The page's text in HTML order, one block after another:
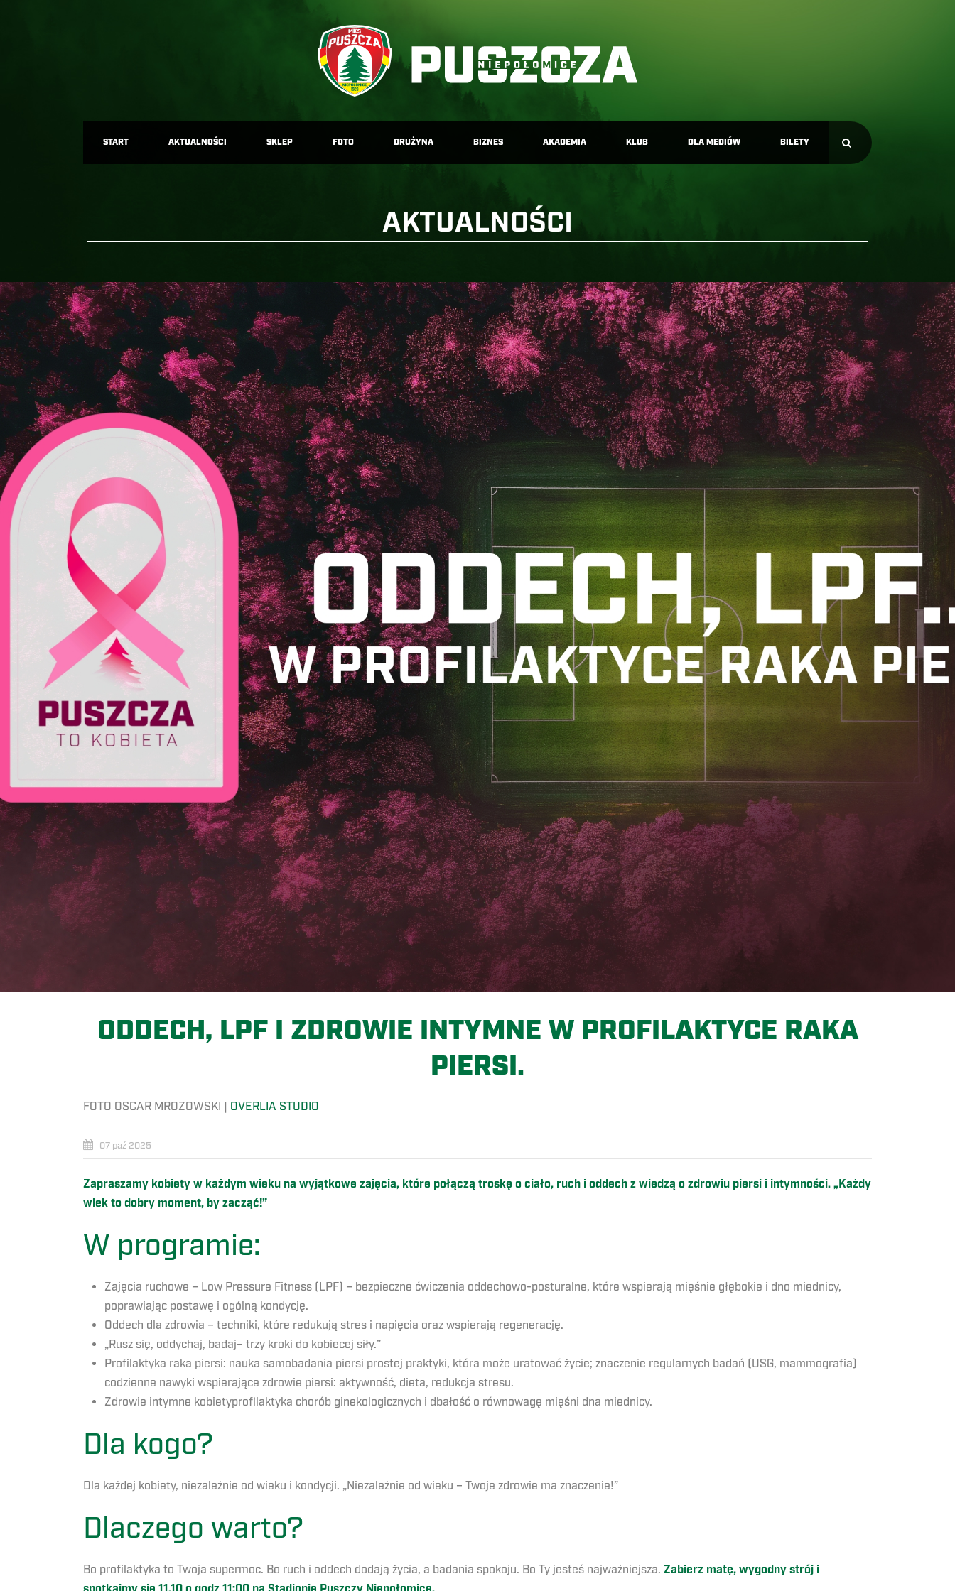
START AKTUALNOŚCI SKLEP FOTO DRUŻYNA BIZNES AKADEMIA KLUB DLA MEDIÓW BILETY
AKTUALNOŚCI
ODDECH, LPF I ZDROWIE INTYMNE W PROFILAKTYCE RAKA
PIERSI.
FOTO OSCAR MROZOWSKI | OVERLIA STUDIO
07 paź 2025
Zapraszamy kobiety w każdym wieku na wyjątkowe zajęcia, które połączą troskę o ciało, ruch i oddech z wiedzą o zdrowiu piersi i intymności. „Każdy
wiek to dobry moment, by zacząć!”
W programie:
Zajęcia ruchowe – Low Pressure Fitness (LPF) – bezpieczne ćwiczenia oddechowo-posturalne, które wspierają mięśnie głębokie i dno miednicy,
poprawiając postawę i ogólną kondycję.
Oddech dla zdrowia – techniki, które redukują stres i napięcia oraz wspierają regenerację.
„Rusz się, oddychaj, badaj– trzy kroki do kobiecej siły.”
Profilaktyka raka piersi: nauka samobadania piersi prostej praktyki, która może uratować życie; znaczenie regularnych badań (USG, mammografia)
codzienne nawyki wspierające zdrowie piersi: aktywność, dieta, redukcja stresu.
Zdrowie intymne kobietyprofilaktyka chorób ginekologicznych i dbałość o równowagę mięśni dna miednicy.
Dla kogo?
Dla każdej kobiety, niezależnie od wieku i kondycji. „Niezależnie od wieku – Twoje zdrowie ma znaczenie!”
Dlaczego warto?
Bo profilaktyka to Twoja supermoc. Bo ruch i oddech dodają życia, a badania spokoju. Bo Ty jesteś najważniejsza. Zabierz matę, wygodny strój i